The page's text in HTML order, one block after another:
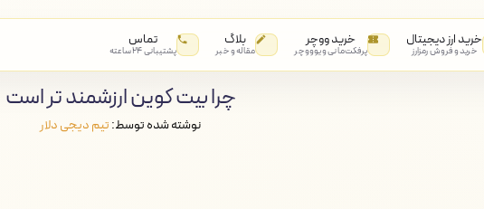
خرید ارز دیجیتال
خرید و فروش رمزارز
خرید ووچر
پرفکت‌مانی و یوووچر
بلاگ
مقاله و خبر
تماس
پشتیبانی ۲۴ ساعته
چرا بیت کوین ارزشمند تر است
نوشته شده توسط:تیم دیجی دلار